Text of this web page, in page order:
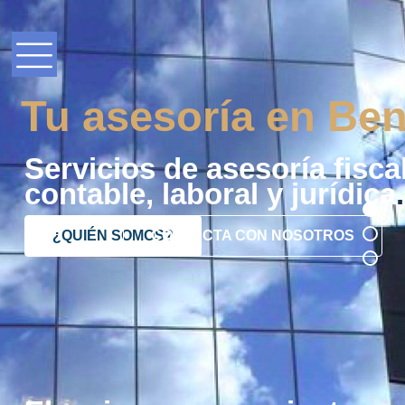
Tu asesoría en
Servicios de asesoría
contable, laboral y jurídica.
¿QUIÉN SOMOS?CONTACTA CON NOSOTROS